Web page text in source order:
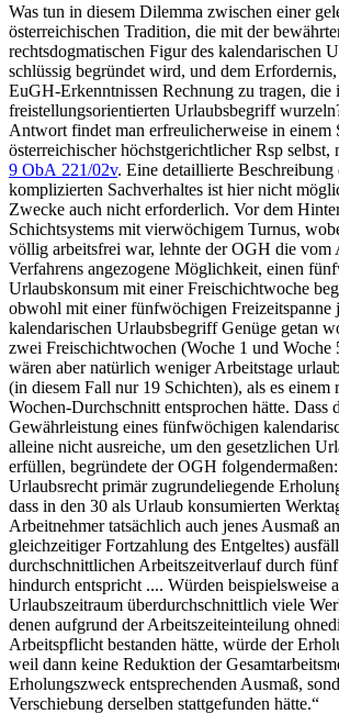
Was tun in diesem Dilemma zwischen einer
österreichischen Tradition, die mit der
rechtsdogmatischen Figur des kalendarischen
schlüssig begründet wird, und dem
EuGH-Erkenntnissen Rechnung zu tragen, die
freistellungsorientierten Urlaubsbegriff
Antwort findet man erfreulicherweise in einem
österreichischer höchstgerichtlicher Rsp selbst,
9 ObA 221/02v. Eine detaillierte Beschreibung
komplizierten Sachverhaltes ist hier nicht
Zwecke auch nicht erforderlich. Vor dem
Schichtsystems mit vierwöchigem Turnus,
völlig arbeitsfrei war, lehnte der OGH die vom
Verfahrens angezogene Möglichkeit, einen
Urlaubskonsum mit einer Freischichtwoche
obwohl mit einer fünfwöchigen Freizeitspanne
kalendarischen Urlaubsbegriff Genüge getan
zwei Freischichtwochen (Woche 1 und Woche
wären aber natürlich weniger Arbeitstage
(in diesem Fall nur 19 Schichten), als es einem
Wochen-Durchschnitt entsprochen hätte. Dass
Gewährleistung eines fünfwöchigen
alleine nicht ausreiche, um den gesetzlichen
erfüllen, begründete der OGH folgendermaßen:
Urlaubsrecht primär zugrundeliegende
dass in den 30 als Urlaub konsumierten
Arbeitnehmer tatsächlich auch jenes Ausmaß
gleichzeitiger Fortzahlung des Entgeltes)
durchschnittlichen Arbeitszeitverlauf durch
hindurch entspricht .... Würden beispielsweise
Urlaubszeitraum überdurchschnittlich viele
denen aufgrund der Arbeitszeiteinteilung
Arbeitspflicht bestanden hätte, würde der
weil dann keine Reduktion der
Erholungszweck entsprechenden Ausmaß,
Verschiebung derselben stattgefunden hätte.“